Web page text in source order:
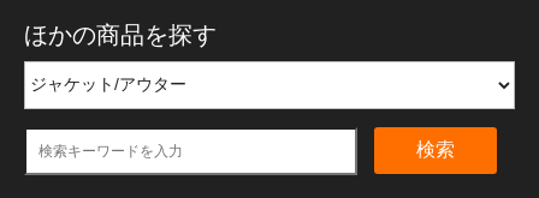
ほかの商品を探す
検索